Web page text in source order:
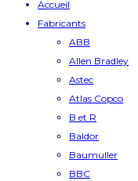
Accueil
Fabricants
ABB
Allen Bradley
Astec
Atlas Copco
B et R
Baldor
Baumuller
BBC